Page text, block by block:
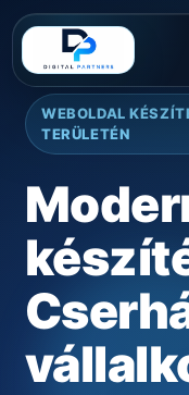
WEBOLDAL
TERÜLETÉN